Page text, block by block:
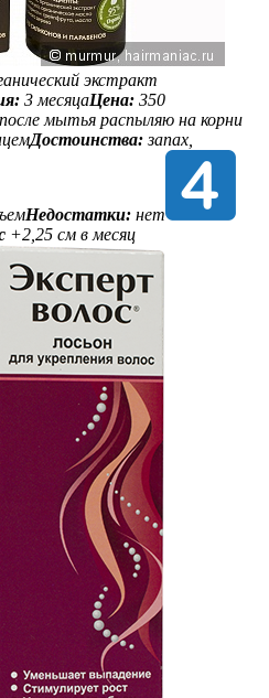
экстракт
3 месяцаЦена: 350
после мытья распыляю на корни
Достоинства:запах,
Недостатки: нет
+2,25 см в месяц